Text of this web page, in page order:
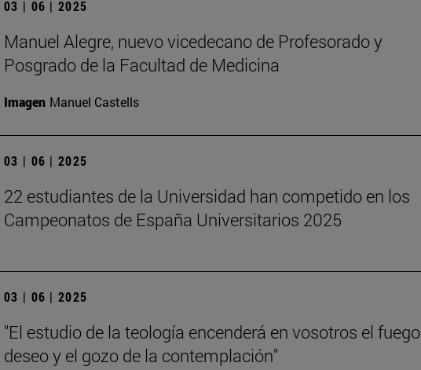
03 | 06 | 2025
Manuel Alegre, nuevo vicedecano de Profesorado y
Posgrado de la Facultad de Medicina
Imagen Manuel Castells
03 | 06 | 2025
22 estudiantes de la Universidad han competido en los
Campeonatos de España Universitarios 2025
03 | 06 | 2025
"El estudio de la teología encenderá en vosotros el
deseo y el gozo de la contemplación"